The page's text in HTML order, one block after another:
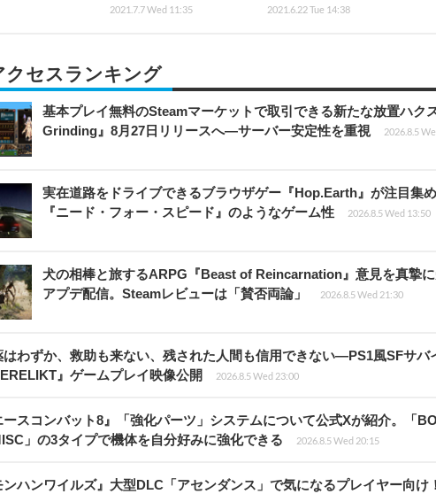
2021.7.7 Wed 11:35 2021.6.22 Tue 14:38
クセスランキング
基本プレイ無料のSteamマーケットで取引できる新たな放置ハク
Grinding』8月27日リリースへ―サーバー安定性を重視
2026.8.5
実在道路をドライブできるブラウザゲー『Hop.Earth』が注目集
『ニード・フォー・スピード』のようなゲーム性
2026.8.5 Wed 13:50
犬の相棒と旅するARPG『Beast of Reincarnation』意見を真摯
アプデ配信。Steamレビューは「賛否両論」
2026.8.5 Wed 21:30
はわずか、救助も来ない、残された人間も信用できない―PS1風SFサバ
』ゲームプレイ映像公開
2026.8.5 Wed 23:00
ースコンバット8』「強化パーツ」システムについて公式Xが紹介。「
」の3タイプで機体を自分好みに強化できる
2026.8.5 Wed 20:15
ンハンワイルズ』大型DLC「アセンダンス」で気になるプレイヤー向け